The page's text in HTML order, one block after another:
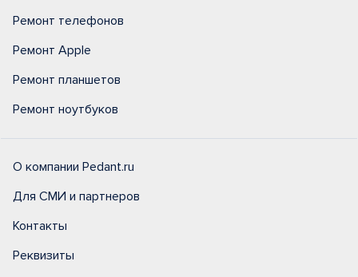
Ремонт телефонов
Ремонт Apple
Ремонт планшетов
Ремонт ноутбуков
О компании Pedant.ru
Для СМИ и партнеров
Контакты
Реквизиты